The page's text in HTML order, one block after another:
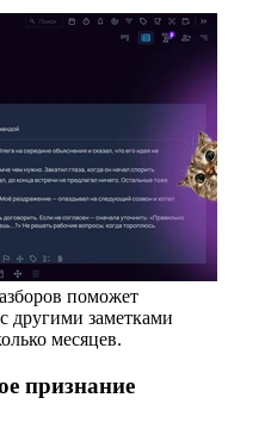
поможет
другими заметками
месяцев.
признание